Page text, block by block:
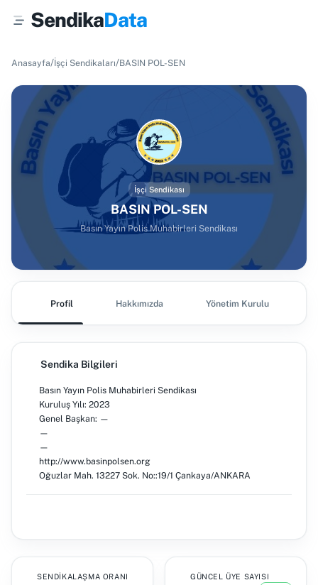
SendikaData
Anasayfa/İşçi Sendikaları/BASIN POL-SEN
İşçi Sendikası
BASIN POL-SEN
Basın Yayın Polis Muhabirleri Sendikası
Profil Hakkımızda Yönetim Kurulu
Sendika Bilgileri
Basın Yayın Polis Muhabirleri Sendikası
Kuruluş Yılı: 2023
Genel Başkan: —
—
—
http://www.basinpolsen.org
Oğuzlar Mah. 13227 Sok. No::19/1 Çankaya/ANKARA
SENDIKALAŞMA ORANI
GÜNCEL ÜYE SAYISI